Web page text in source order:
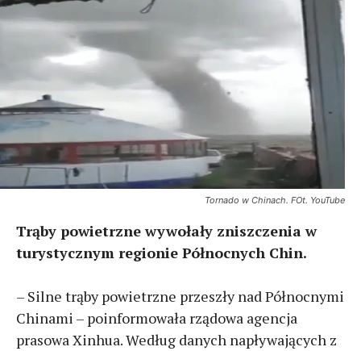
Tornado w Chinach. FOt. YouTube
Trąby powietrzne wywołały zniszczenia w
turystycznym regionie Północnych Chin.
– Silne trąby powietrzne przeszły nad Północnymi
Chinami – poinformowała rządowa agencja
prasowa Xinhua. Według danych napływających z